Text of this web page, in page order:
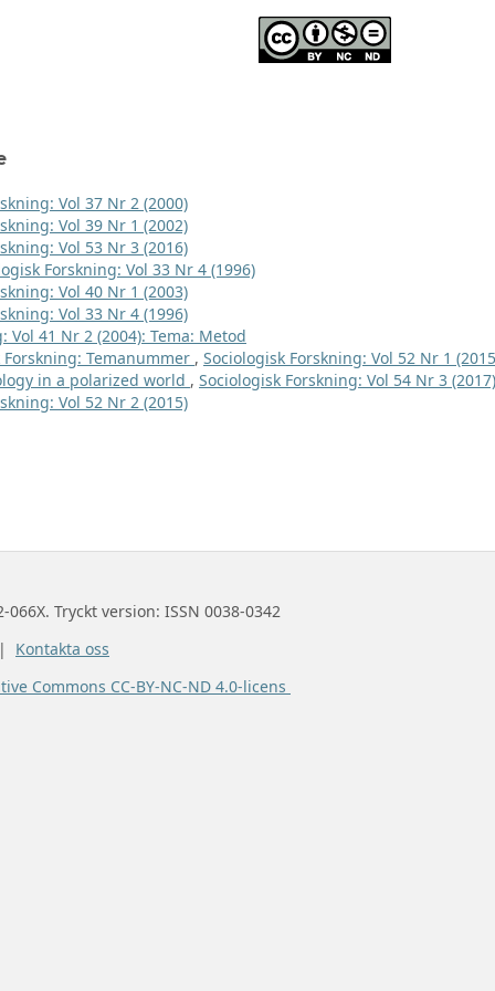
Vol 37 Nr 2 (2000)
Vol 39 Nr 1 (2002)
Vol 53 Nr 3 (2016)
Forskning: Vol 33 Nr 4 (1996)
Vol 40 Nr 1 (2003)
Vol 33 Nr 4 (1996)
Vol 41 Nr 2 (2004): Tema: Metod
Forskning: Temanummer , Sociologisk Forskning: Vol 52 Nr 1
in a polarized world , Sociologisk Forskning: Vol 54 Nr 3 (2017)
Vol 52 Nr 2 (2015)
Tryckt version: ISSN 0038-0342
Kontakta oss
Commons CC-BY-NC-ND 4.0-licens